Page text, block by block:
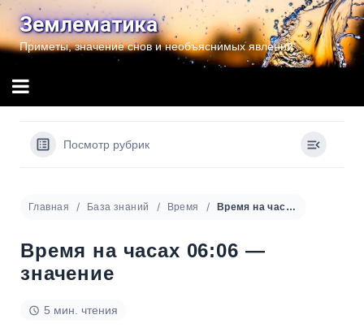
Перейти
содержимому
Землематика
Приметы, значение снов и необъяснимых явлений
Посмотр рубрик
Главная База знаний Время Время на часах 06:06 — значение
Время на часах 06:06 —
значение
5 мин. чтения